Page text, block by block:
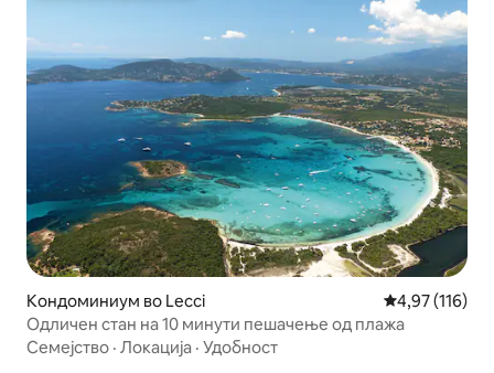
Кондоминиум во Lecci Просечна
4,97 (116)
Одличен стан на 10 минути пешачење од плажа
Семејство · Локација · Удобност